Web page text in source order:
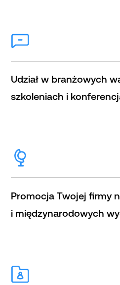
Udział w branżowych
szkoleniach i
Promocja Twojej firmy
i międzynarodowych